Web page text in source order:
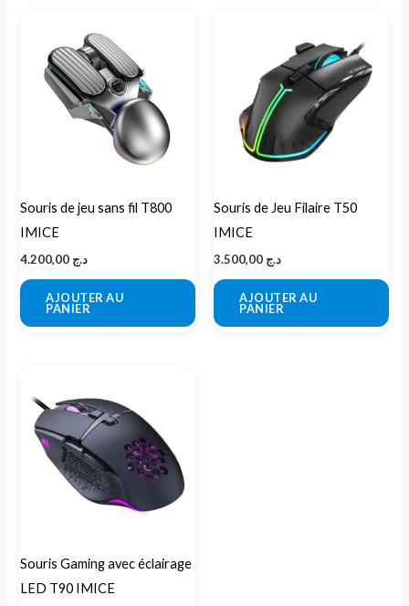
Souris de jeu sans fil T800
IMICE
د.ج
AJOUTER AU
PANIER
Souris de Jeu Filaire T50
IMICE
د.ج
AJOUTER AU
PANIER
Souris Gaming avec éclairage
LED T90 IMICE